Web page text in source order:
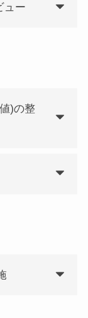
ュー
)の整